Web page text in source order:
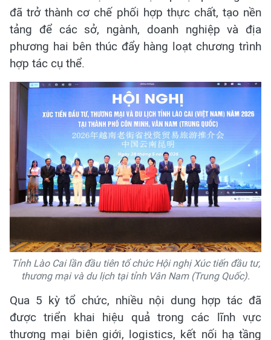
đã trở thành cơ chế phối hợp thực chất, tạo nền
tảng để các sở, ngành, doanh nghiệp và địa
phương hai bên thúc đẩy hàng loạt chương trình
hợp tác cụ thể.
Tỉnh Lào Cai lần đầu tiên tổ chức Hội nghị Xúc tiến đầu tư,
thương mại và du lịch tại tỉnh Vân Nam (Trung Quốc).
Qua 5 kỳ tổ chức, nhiều nội dung hợp tác đã
được triển khai hiệu quả trong các lĩnh vực
thương mại biên giới, logistics, kết nối hạ tầng